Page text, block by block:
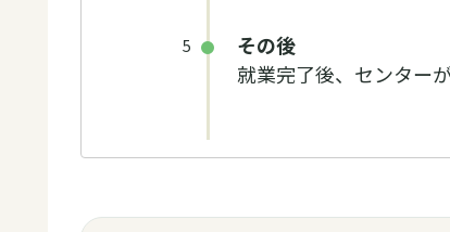
5
その後
就業完了後、センター